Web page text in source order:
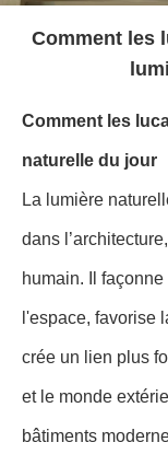
Comment les
Comment les
naturelle du jour
La lumière
dans
humain. Il
l'espace, favorise
crée un lien plus
et le monde
bâtiments